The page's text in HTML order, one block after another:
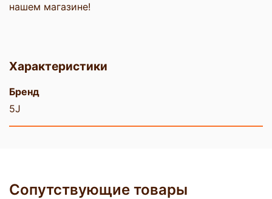
нашем магазине!
Характеристики
Бренд
5J
Сопутствующие товары